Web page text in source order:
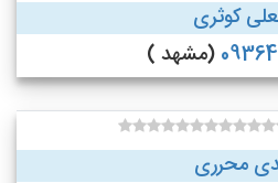
کوثری
(مشهد )
محرری